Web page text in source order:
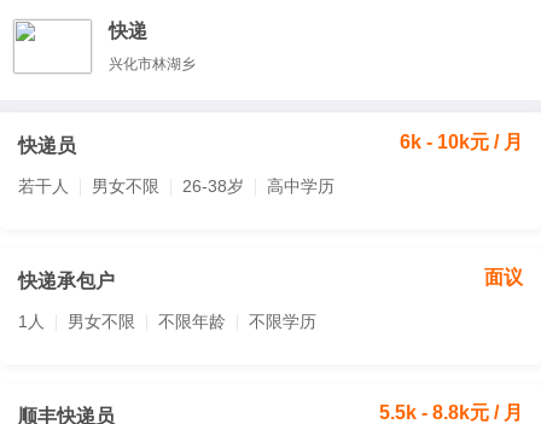
快递
兴化市林湖乡
快递员
若干人 男女不限 26-38岁 高中学历
6k - 10k元 / 月
快递承包户
1人 男女不限 不限年龄 不限学历
面议
顺丰快递员 5.5k - 8.8k元 / 月